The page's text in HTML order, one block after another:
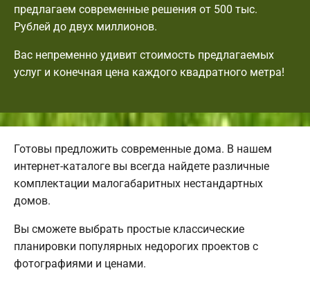
предлагаем современные решения от 500 тыс.
Рублей до двух миллионов.
Вас непременно удивит стоимость предлагаемых
услуг и конечная цена каждого квадратного метра!
Готовы предложить современные дома. В нашем
интернет-каталоге вы всегда найдете различные
комплектации малогабаритных нестандартных
домов.
Вы сможете выбрать простые классические
планировки популярных недорогих проектов с
фотографиями и ценами.